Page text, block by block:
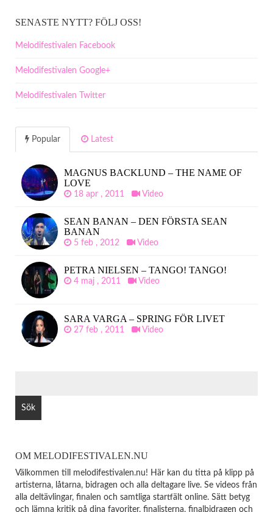
SENASTE NYTT? FÖLJ OSS!
Melodifestivalen Facebook
Melodifestivalen Google+
Melodifestivalen Twitter
Popular Latest
MAGNUS BACKLUND – THE NAME OF
LOVE
18 apr , 2011 Video
SEAN BANAN – DEN FÖRSTA SEAN
BANAN
5 feb , 2012 Video
PETRA NIELSEN – TANGO! TANGO!
4 maj , 2011 Video
SARA VARGA – SPRING FÖR LIVET
27 feb , 2011 Video
OM MELODIFESTIVALEN.NU
Välkommen till melodifestivalen.nu! Här kan du titta på klipp på
artisterna, låtarna, bidragen och alla deltagare live. Se videos från
alla deltävlingar, finalen och samtliga startfält online. Sätt betyg
och lämna kritik på dina favoriter, finalisterna, finalbidragen och